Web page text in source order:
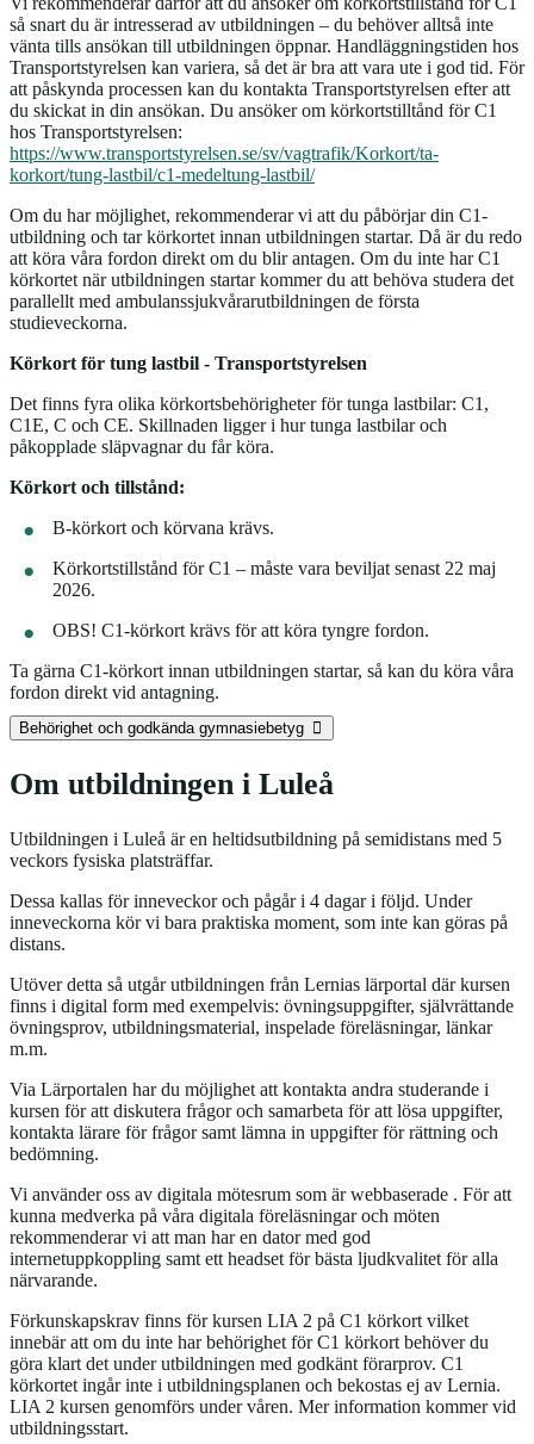
så snart du är intresserad av utbildningen – du behöver alltså inte
vänta tills ansökan till utbildningen öppnar. Handläggningstiden hos
Transportstyrelsen kan variera, så det är bra att vara ute i god tid. För
att påskynda processen kan du kontakta Transportstyrelsen efter att
du skickat in din ansökan. Du ansöker om körkortstilltånd för C1
hos Transportstyrelsen:
https://www.transportstyrelsen.se/sv/vagtrafik/Korkort/ta-
korkort/tung-lastbil/c1-medeltung-lastbil/
Om du har möjlighet, rekommenderar vi att du påbörjar din C1-
utbildning och tar körkortet innan utbildningen startar. Då är du redo
att köra våra fordon direkt om du blir antagen. Om du inte har C1
körkortet när utbildningen startar kommer du att behöva studera det
parallellt med ambulanssjukvårarutbildningen de första
studieveckorna.
Körkort för tung lastbil - Transportstyrelsen
Det finns fyra olika körkortsbehörigheter för tunga lastbilar: C1,
C1E, C och CE. Skillnaden ligger i hur tunga lastbilar och
påkopplade släpvagnar du får köra.
Körkort och tillstånd:
B-körkort och körvana krävs.
Körkortstillstånd för C1 – måste vara beviljat senast 22 maj
2026.
OBS! C1-körkort krävs för att köra tyngre fordon.
Ta gärna C1-körkort innan utbildningen startar, så kan du köra våra
fordon direkt vid antagning.
Behörighet och godkända gymnasiebetyg
Om utbildningen i Luleå
Utbildningen i Luleå är en heltidsutbildning på semidistans med 5
veckors fysiska platsträffar.
Dessa kallas för inneveckor och pågår i 4 dagar i följd. Under
inneveckorna kör vi bara praktiska moment, som inte kan göras på
distans.
Utöver detta så utgår utbildningen från Lernias lärportal där kursen
finns i digital form med exempelvis: övningsuppgifter, självrättande
övningsprov, utbildningsmaterial, inspelade föreläsningar, länkar
m.m.
Via Lärportalen har du möjlighet att kontakta andra studerande i
kursen för att diskutera frågor och samarbeta för att lösa uppgifter,
kontakta lärare för frågor samt lämna in uppgifter för rättning och
bedömning.
Vi använder oss av digitala mötesrum som är webbaserade . För att
kunna medverka på våra digitala föreläsningar och möten
rekommenderar vi att man har en dator med god
internetuppkoppling samt ett headset för bästa ljudkvalitet för alla
närvarande.
Förkunskapskrav finns för kursen LIA 2 på C1 körkort vilket
innebär att om du inte har behörighet för C1 körkort behöver du
göra klart det under utbildningen med godkänt förarprov. C1
körkortet ingår inte i utbildningsplanen och bekostas ej av Lernia.
LIA 2 kursen genomförs under våren. Mer information kommer vid
utbildningsstart.